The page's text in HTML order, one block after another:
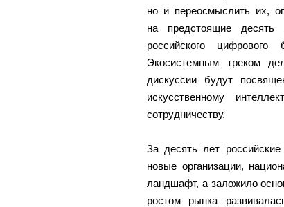
но и переосмыслить их,
на предстоящие десять
российского цифрового
Экосистемным треком
дискуссии будут
искусственному
сотрудничеству.
За десять лет
новые организации,
ландшафт, а заложило
ростом рынка